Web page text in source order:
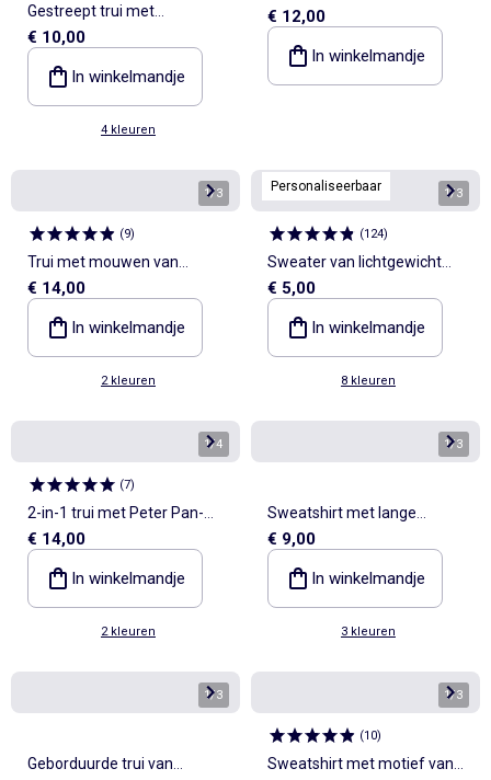
Gestreept trui met
knoopsluiting op de schouder
€ 10,00
In winkelmandje
4 kleuren
ruches
€ 12,00
In winkelmandje
1/3
(9)
Trui met mouwen van
katoenen voile
€ 14,00
In winkelmandje
2 kleuren
Personaliseerbaar 1/3
(124)
Sweater van lichtgewicht
molton met print
€ 5,00
In winkelmandje
8 kleuren
1/4
(7)
2-in-1 trui met Peter Pan-
kraag
€ 14,00
In winkelmandje
2 kleuren
1/3
Sweatshirt met lange
mouwen en polokraag
€ 9,00
In winkelmandje
3 kleuren
1/3
Geborduurde trui van
1/3
(10)
Sweatshirt met motief van